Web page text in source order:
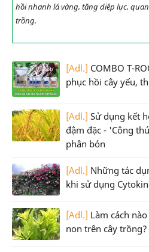
hồi nhanh lá vàng, tăng diệp lục,
trồng.
[Adl.] COMBO T-
phục hồi cây yếu,
[Adl.] Sử dụng kết
đậm đặc - 'Công
phân bón
[Adl.] Những tác
khi sử dụng
[Adl.] Làm cách
non trên cây trồng?